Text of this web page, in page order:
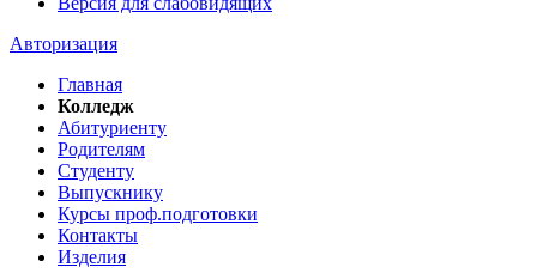
Авторизация
Главная
Колледж
Абитуриенту
Родителям
Студенту
Выпускнику
Курсы проф.подготовки
Контакты
Изделия